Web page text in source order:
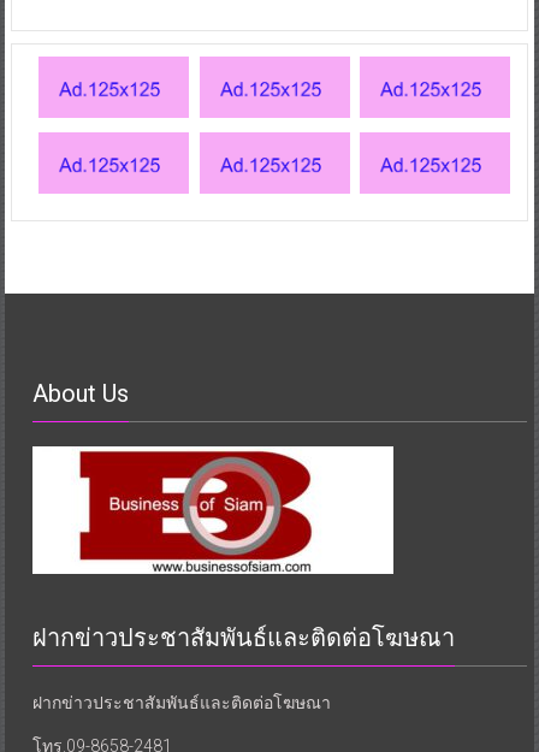
About Us
ฝากข่าวประชาสัมพันธ์และติดต่อโฆษณา
ฝากข่าวประชาสัมพันธ์และติดต่อโฆษณา
โทร.09-8658-2481